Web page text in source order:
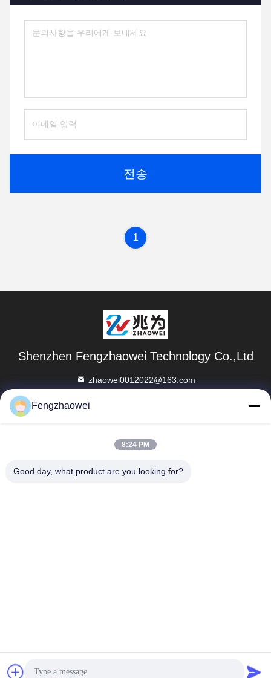
전송
1
Shenzhen Fengzhaowei Technology Co.,Ltd
zhaowei0012022@163.com
ROAD,BANTIAN TOWN LONGGANG DISTRICT 첸젠,광도,
Fengzhaowei
8:24 PM
Good day, what product are you looking for?